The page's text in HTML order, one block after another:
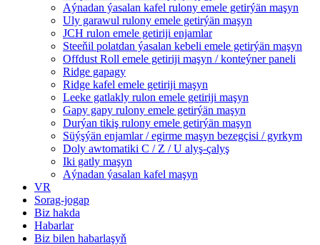
Aýnadan ýasalan kafel rulony emele getirýän maşyn
Uly garawul rulony emele getirýän maşyn
JCH rulon emele getiriji enjamlar
Steeňil polatdan ýasalan kebeli emele getirýän maşyn
Offdust Roll emele getiriji maşyn / konteýner paneli
Ridge gapagy
Ridge kafel emele getiriji maşyn
Leeke gatlakly rulon emele getiriji maşyn
Gapy gapy rulony emele getirýän maşyn
Durýan tikiş rulony emele getirýän maşyn
Süýşýän enjamlar / egirme maşyn bezegçisi / gyrkym
Doly awtomatiki C / Z / U alyş-çalyş
Iki gatly maşyn
Aýnadan ýasalan kafel maşyn
VR
Sorag-jogap
Biz hakda
Habarlar
Biz bilen habarlaşyň